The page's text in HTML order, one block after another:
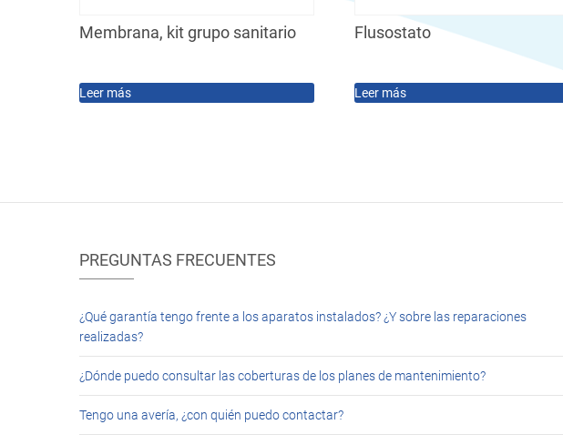
Membrana, kit grupo sanitario
Leer más
Flusostato
Leer más
PREGUNTAS FRECUENTES
¿Qué garantía tengo frente a los aparatos instalados? ¿Y sobre las reparaciones
realizadas?
¿Dónde puedo consultar las coberturas de los planes de mantenimiento?
Tengo una avería, ¿con quién puedo contactar?